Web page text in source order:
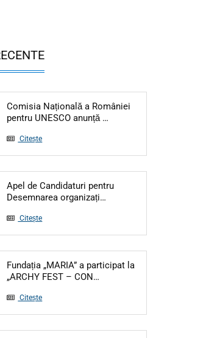
Comisia Națională a României
pentru UNESCO anunță …
Citește
Apel de Candidaturi pentru
Desemnarea organizați…
Citește
Fundația „MARIA” a participat la
„ARCHY FEST – CON…
Citește